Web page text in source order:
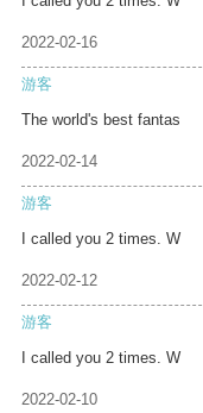
2022-02-16
游客
The world's best fantas
2022-02-14
游客
I called you 2 times. W
2022-02-12
游客
I called you 2 times. W
2022-02-10